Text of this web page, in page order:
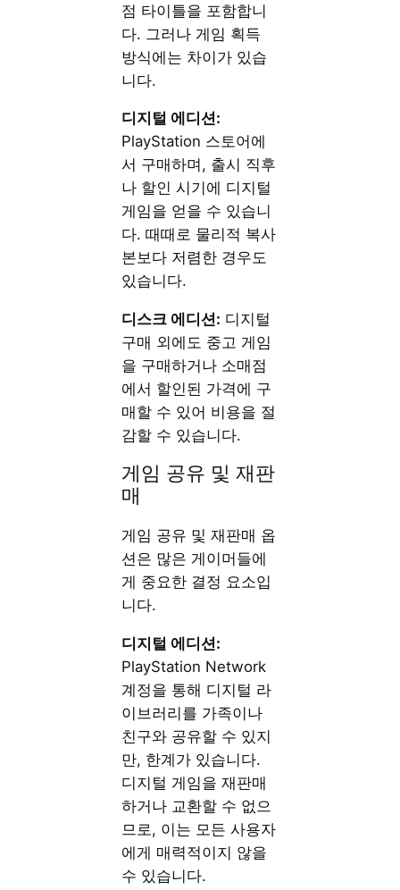
점 타이틀을 포함합니
다. 그러나 게임 획득
방식에는 차이가 있습
니다.
디지털 에디션:
PlayStation 스토어에
서 구매하며, 출시 직후
나 할인 시기에 디지털
게임을 얻을 수 있습니
다. 때때로 물리적 복사
본보다 저렴한 경우도
있습니다.
디스크 에디션: 디지털
구매 외에도 중고 게임
을 구매하거나 소매점
에서 할인된 가격에 구
매할 수 있어 비용을 절
감할 수 있습니다.
게임 공유 및 재판
매
게임 공유 및 재판매 옵
션은 많은 게이머들에
게 중요한 결정 요소입
니다.
디지털 에디션:
PlayStation Network
계정을 통해 디지털 라
이브러리를 가족이나
친구와 공유할 수 있지
만, 한계가 있습니다.
디지털 게임을 재판매
하거나 교환할 수 없으
므로, 이는 모든 사용자
에게 매력적이지 않을
수 있습니다.